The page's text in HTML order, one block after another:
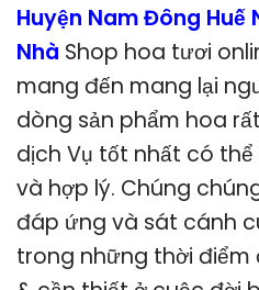
Huyện Nam Đông Huế
Nhà Shop hoa tươi
mang đến mang lại
dòng sản phẩm hoa
dịch Vụ tốt nhất có
và hợp lý. Chúng
đáp ứng và sát cánh
trong những thời